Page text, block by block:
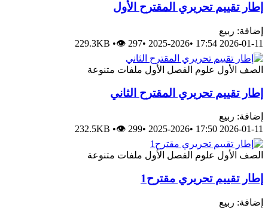
إطار تقييم تحريري المقترح الأول
إضافة: ربيع
2026-01-11 17:54
•
2025-2026
•
229.3KB •👁 297
الصف الأول علوم الفصل الأول ملفات متنوعة
إطار تقييم تحريري المقترح الثاني
إضافة: ربيع
2026-01-11 17:50
•
2025-2026
•
232.5KB •👁 299
الصف الأول علوم الفصل الأول ملفات متنوعة
إطار تقييم تحريري مقترح1
إضافة: ربيع